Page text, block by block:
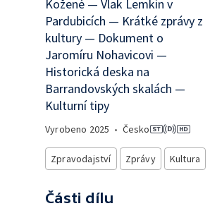
Kožené — Vlak Lemkin v
Pardubicích — Krátké zprávy z
kultury — Dokument o
Jaromíru Nohavicovi —
Historická deska na
Barrandovských skalách —
Kulturní tipy
Vyrobeno 2025 • Česko
Zpravodajství Zprávy Kultura
Části dílu